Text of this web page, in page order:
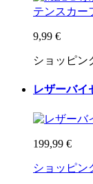
9,99 €
ショッピン
レザーバイ
199,99 €
ショッピン